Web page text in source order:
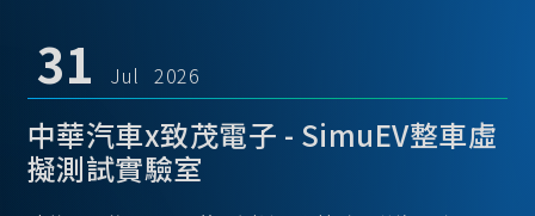
31 Jul 2026
中華汽車x致茂電子 - SimuEV整車虛
擬測試實驗室